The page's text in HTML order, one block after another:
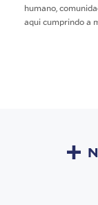
humano,
aqui cumprindo a